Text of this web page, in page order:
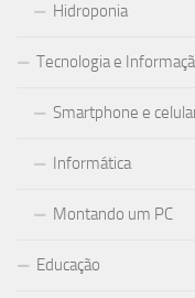
Hidroponia
Tecnologia e
Smartphone e
Informática
Montando um PC
Educação